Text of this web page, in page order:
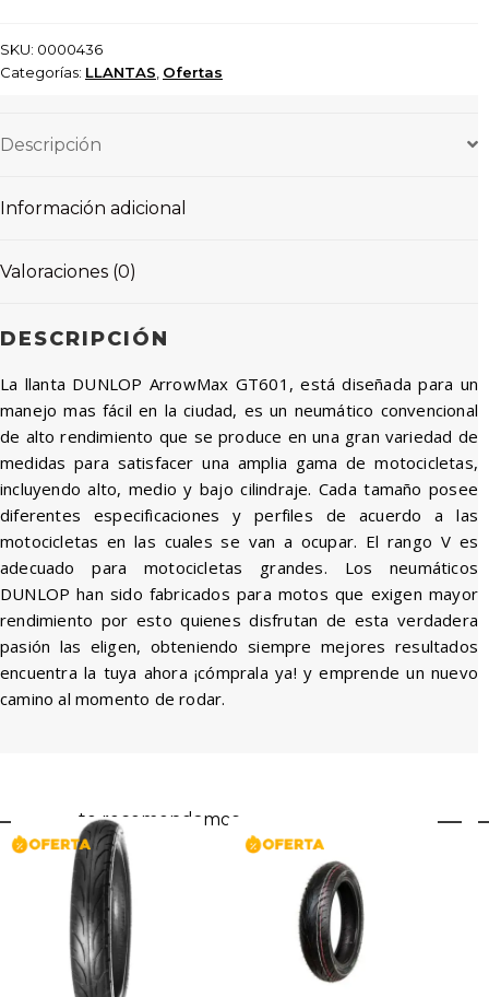
-17
TUBELESS
SKU: 0000436
Categorías: LLANTAS Ofertas
Descripción
Información adicional
Valoraciones (0)
DESCRIPCIÓN
La llanta DUNLOP ArrowMax GT601, está diseñada para un
manejo mas fácil en la ciudad, es un neumático convencional
de alto rendimiento que se produce en una gran variedad de
medidas para satisfacer una amplia gama de motocicletas,
incluyendo alto, medio y bajo cilindraje. Cada tamaño posee
diferentes especificaciones y perfiles de acuerdo a las
motocicletas en las cuales se van a ocupar. El rango V es
adecuado para motocicletas grandes. Los neumáticos
DUNLOP han sido fabricados para motos que exigen mayor
rendimiento por esto quienes disfrutan de esta verdadera
pasión las eligen, obteniendo siempre mejores resultados
encuentra la tuya ahora ¡cómprala ya! y emprende un nuevo
camino al momento de rodar.
te recomendamos...